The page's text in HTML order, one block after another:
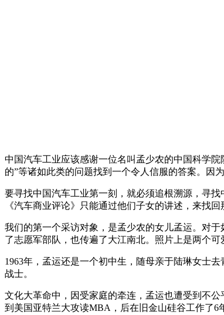
中国汽车工业应该感谢一位名叫孟少农的中国科学
的”等诸如此类的问题找到一个令人信服的答案。因
要寻找中国汽车工业第一刻，就必须追根溯源，寻
《汽车商业评论》只能通过他们子女的讲述，来找回
我们的第一个采访对象，是孟少农的女儿孟运。对
了志愿军部队，也传遍了大江南北。照片上是两个
1963年，孟运还是一个初中生，随母亲于陆琳女士
战士。
文化大革命中，因受家庭的牵连，孟运也遭受到不
到美国亚特兰大攻读MBA，后在旧金山硅谷工作了6